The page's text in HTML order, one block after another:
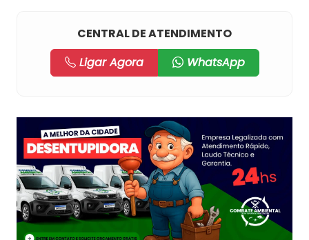
CENTRAL DE ATENDIMENTO
Ligar Agora
WhatsApp